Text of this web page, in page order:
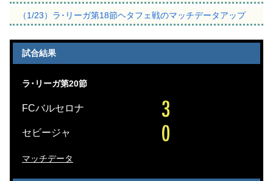
（1/23）ラ･リーガ第18節ヘタフェ戦のマッチデータアップ
試合結果
ラ･リーガ第20節
FCバルセロナ
セビージャ
マッチデータ